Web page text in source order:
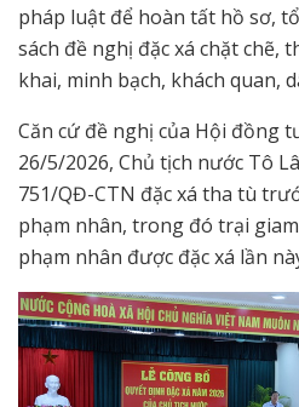
pháp luật để hoàn tất hồ sơ,
sách đề nghị đặc xá chặt chẽ,
khai, minh bạch, khách quan,
Căn cứ đề nghị của Hội đồng
26/5/2026, Chủ tịch nước Tô
751/QĐ-CTN đặc xá tha tù
phạm nhân, trong đó trại
phạm nhân được đặc xá lần